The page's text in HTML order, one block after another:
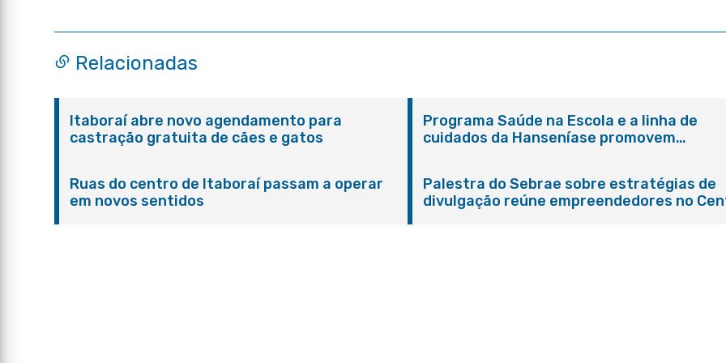
Relacionadas
Itaboraí abre novo agendamento para
castração gratuita de cães e gatos
Programa Saúde na Escola e a linha de
cuidados da Hanseníase promovem
Ruas do centro de Itaboraí passam a operar
em novos sentidos
Palestra do Sebrae sobre estratégias de
divulgação reúne empreendedores no